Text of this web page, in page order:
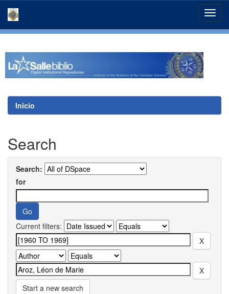
Inicio
Search
Search:
for
Current filters:
Start a new search